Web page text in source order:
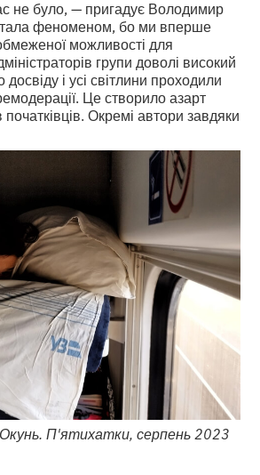
не було, — пригадує Володимир
феноменом, бо ми вперше
можливості для
групи доволі високий
досвіду і усі світлини проходили
Це створило азарт
Окремі автори завдяки
П'ятихатки, серпень 2023